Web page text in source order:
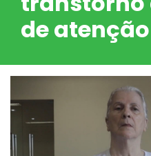
de atenção